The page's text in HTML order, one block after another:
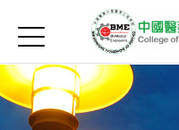
首頁
最新消息
Open submenu (院
院系簡介
Jump